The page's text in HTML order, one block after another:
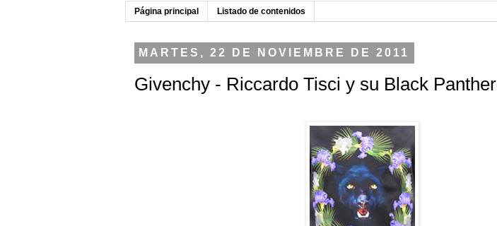
Página principal Listado de contenidos
MARTES, 22 DE NOVIEMBRE DE 2011
Givenchy - Riccardo Tisci y su Black Panther